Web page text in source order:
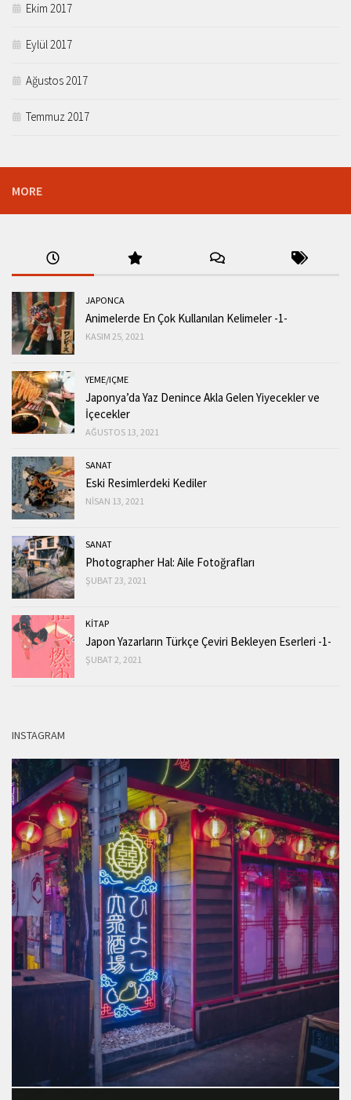
Ekim 2017
Eylül 2017
Ağustos 2017
Temmuz 2017
MORE
JAPONCA
Animelerde En Çok Kullanılan Kelimeler -1-
KASIM 25, 2021
YEME/IÇME
Japonya’da Yaz Denince Akla Gelen Yiyecekler ve
İçecekler
AĞUSTOS 13, 2021
SANAT
Eski Resimlerdeki Kediler
NISAN 13, 2021
SANAT
Photographer Hal: Aile Fotoğrafları
ŞUBAT 23, 2021
KİTAP
Japon Yazarların Türkçe Çeviri Bekleyen Eserleri -1-
ŞUBAT 2, 2021
INSTAGRAM